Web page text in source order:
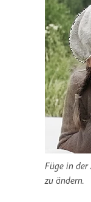
Füge in
zu ändern.